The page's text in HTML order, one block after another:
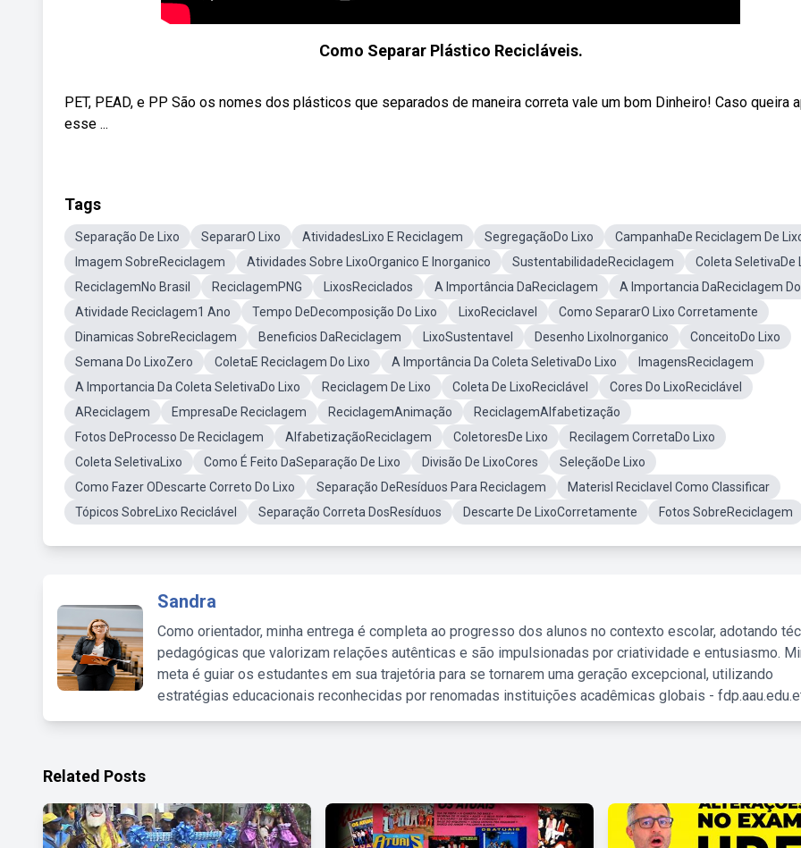
Como Separar Plástico Recicláveis.
PET, PEAD, e PP São os nomes dos plásticos que separados de maneira correta vale um bom Dinheiro! Caso queira
esse ...
Tags
Separação De Lixo SepararO Lixo AtividadesLixo E Reciclagem SegregaçãoDo Lixo
CampanhaDe Reciclagem De
Imagem SobreReciclagem
Atividades Sobre LixoOrganico E Inorganico SustentabilidadeReciclagem
Coleta SeletivaDe
ReciclagemNo Brasil
ReciclagemPNG LixosReciclados A Importância DaReciclagem
A Importancia DaReciclagem
Atividade Reciclagem1 Ano
Tempo DeDecomposição Do Lixo LixoReciclavel
Como SepararO Lixo Corretamente
Dinamicas SobreReciclagem
Beneficios DaReciclagem LixoSustentavel Desenho LixoInorganico
ConceitoDo Lixo
Semana Do LixoZero
ColetaE Reciclagem Do Lixo A Importância Da Coleta SeletivaDo Lixo
ImagensReciclagem
A Importancia Da Coleta SeletivaDo Lixo
Reciclagem De Lixo Coleta De LixoReciclável
Cores Do LixoReciclável
AReciclagem
EmpresaDe Reciclagem ReciclagemAnimação
ReciclagemAlfabetização
Fotos DeProcesso De Reciclagem
AlfabetizaçãoReciclagem ColetoresDe Lixo
Recilagem CorretaDo Lixo
Coleta SeletivaLixo
Como É Feito DaSeparação De Lixo Divisão De LixoCores
SeleçãoDe Lixo
Como Fazer ODescarte Correto Do Lixo
Separação DeResíduos Para Reciclagem
Materisl Reciclavel Como Classificar
Tópicos SobreLixo Reciclável
Separação Correta DosResíduos Descarte De LixoCorretamente Fotos SobreReciclagem
Sandra
Como orientador, minha entrega é completa ao progresso dos alunos no contexto escolar, adotando
pedagógicas que valorizam relações autênticas e são impulsionadas por criatividade e entusiasmo.
meta é guiar os estudantes em sua trajetória para se tornarem uma geração excepcional, utilizando
estratégias educacionais reconhecidas por renomadas instituições acadêmicas globais -
Related Posts